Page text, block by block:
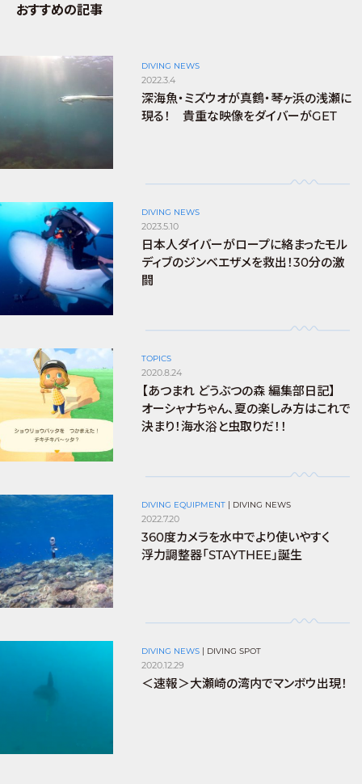
おすすめの記事
DIVING NEWS
2022.3.4
深海魚・ミズウオが真鶴・琴ヶ浜の浅瀬に
現る！ 貴重な映像をダイバーがGET
DIVING NEWS
2023.5.10
日本人ダイバーがロープに絡まったモル
ディブのジンベエザメを救出！30分の激
闘
TOPICS
2020.8.24
【あつまれ どうぶつの森 編集部日記】
オーシャナちゃん、夏の楽しみ方はこれで
決まり！海水浴と虫取りだ！！
DIVING EQUIPMENT | DIVING NEWS
2022.7.20
360度カメラを水中でより使いやすく
浮力調整器「STAYTHEE」誕生
DIVING NEWS | DIVING SPOT
2020.12.29
＜速報＞大瀬崎の湾内でマンボウ出現！